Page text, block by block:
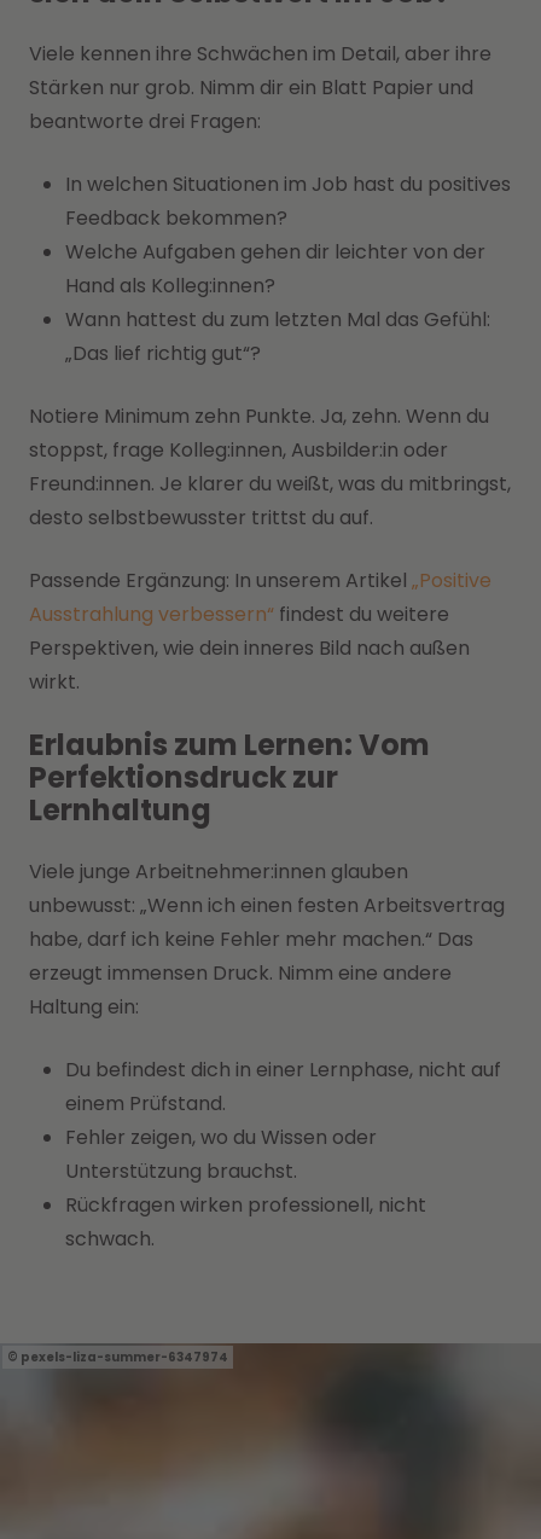
Viele kennen ihre Schwächen im Detail, aber ihre
Stärken nur grob. Nimm dir ein Blatt Papier und
beantworte drei Fragen:
In welchen Situationen im Job hast du positives
Feedback bekommen?
Welche Aufgaben gehen dir leichter von der
Hand als Kolleg:innen?
Wann hattest du zum letzten Mal das Gefühl:
„Das lief richtig gut“?
Notiere Minimum zehn Punkte. Ja, zehn. Wenn du
stoppst, frage Kolleg:innen, Ausbilder:in oder
Freund:innen. Je klarer du weißt, was du mitbringst,
desto selbstbewusster trittst du auf.
Passende Ergänzung: In unserem Artikel „Positive
Ausstrahlung verbessern“ findest du weitere
Perspektiven, wie dein inneres Bild nach außen
wirkt.
Erlaubnis zum Lernen: Vom
Perfektionsdruck zur
Lernhaltung
Viele junge Arbeitnehmer:innen glauben
unbewusst: „Wenn ich einen festen Arbeitsvertrag
habe, darf ich keine Fehler mehr machen.“ Das
erzeugt immensen Druck. Nimm eine andere
Haltung ein:
Du befindest dich in einer Lernphase, nicht auf
einem Prüfstand.
Fehler zeigen, wo du Wissen oder
Unterstützung brauchst.
Rückfragen wirken professionell, nicht
schwach.
pexels-liza-summer-6347974